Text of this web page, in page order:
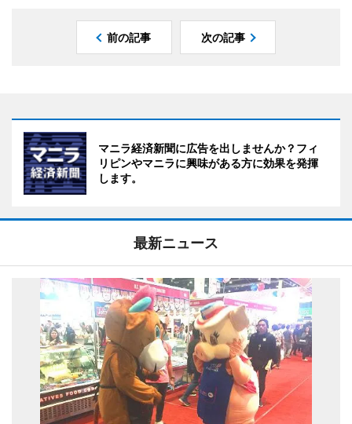
前の記事 次の記事
マニラ経済新聞に広告を出しませんか？フィ
リピンやマニラに興味がある方に効果を発揮
します。
最新ニュース